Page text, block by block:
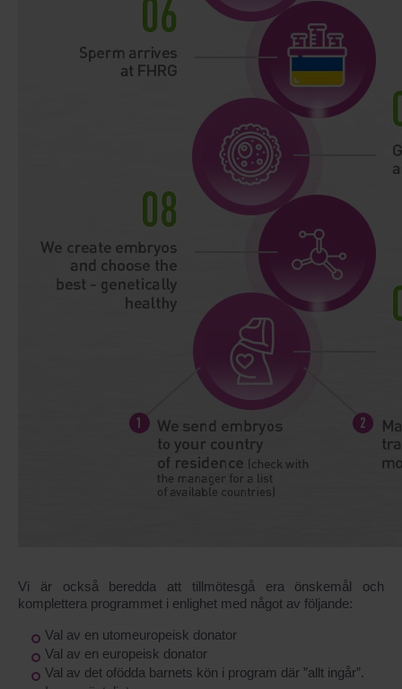
Vi är också beredda att tillmötesgå era önskemål och
komplettera programmet i enlighet med något av följande:
Val av en utomeuropeisk donator
Val av en europeisk donator
Val av det ofödda barnets kön i program där ”allt ingår”.